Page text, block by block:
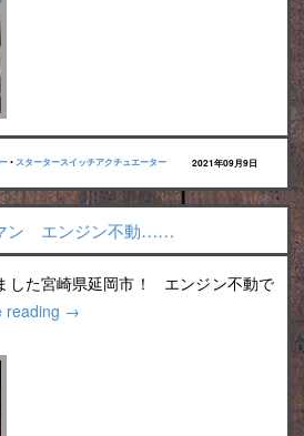
•スタータースイッチアクチュエーター 2021年09月9日
ン エンジン不動……
した宮崎県延岡市！ エンジン不動で
reading →